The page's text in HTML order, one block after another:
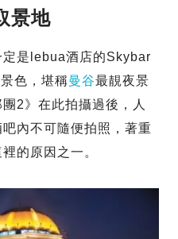
景地
定是lebua酒店的Skybar
色，堪稱曼谷最靚夜景
2》在此拍攝過後，人
內不可隨便拍照，著重
的原因之一。